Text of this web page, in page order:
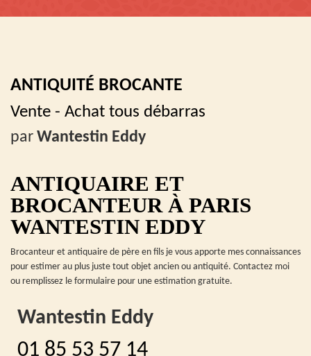
ANTIQUITÉ BROCANTE
Vente - Achat tous débarras
par Wantestin Eddy
ANTIQUAIRE ET
BROCANTEUR À PARIS
WANTESTIN EDDY
Brocanteur et antiquaire de père en fils je vous apporte mes connaissances
pour estimer au plus juste tout objet ancien ou antiquité. Contactez moi
ou remplissez le formulaire pour une estimation gratuite.
Wantestin Eddy
01 85 53 57 14